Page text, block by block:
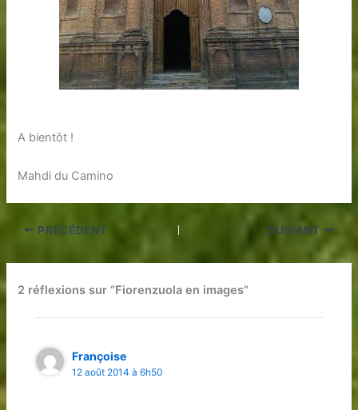
A bientôt !
Mahdi du Camino
PRÉCÉDENT SUIVANT
2 réflexions sur “Fiorenzuola en images”
Françoise
12 août 2014 à 6h50